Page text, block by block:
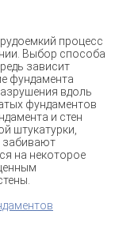
процесс
Выбор способа
зависит
фундамента
вдоль
фундаментов
и стен
штукатурки,
забивают
на некоторое